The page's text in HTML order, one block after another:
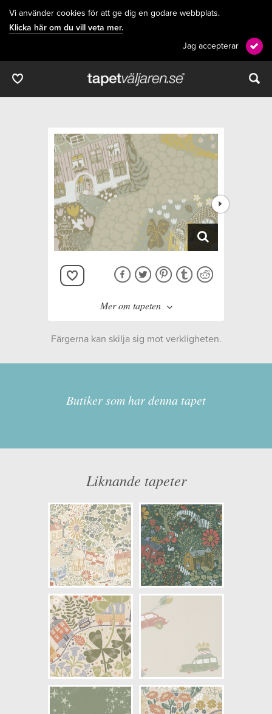
Vi använder cookies för att ge dig en godare webbplats.
Klicka här om du vill veta mer.
Jag accepterar
Mer om tapeten
Kollektion:
Resan
Opacitet: Hög
Mönsterhöjd: 0,53
Artikelnummer: 29008
NCS Bottenkulör: S2005-Y
Färg: Grön, Beige, Gul
Mönster: Byggnader, Barn
Struktur: Slät
Cirkapris: 940,00 kr
(Kontakta din färghandlare för
exakt pris.)
Färgerna kan skilja sig mot verkligheten.
Butiker som har denna tapet
Liknande tapeter